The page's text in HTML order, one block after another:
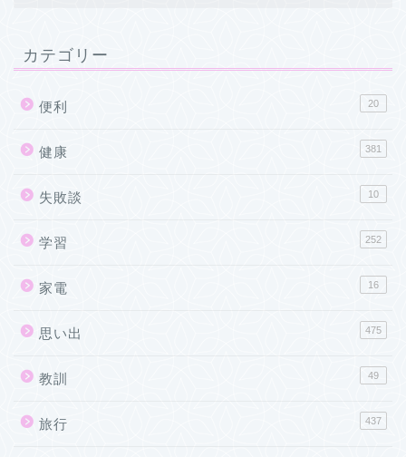
カテゴリー
便利 20
健康 381
失敗談 10
学習 252
家電 16
思い出 475
教訓 49
旅行 437